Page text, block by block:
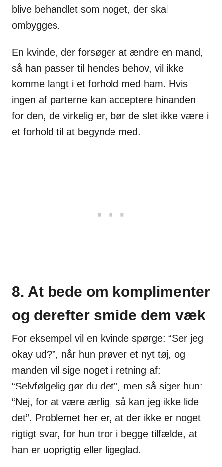
blive behandlet som noget, der skal
ombygges.
En kvinde, der forsøger at ændre en mand,
så han passer til hendes behov, vil ikke
komme langt i et forhold med ham. Hvis
ingen af parterne kan acceptere hinanden
for den, de virkelig er, bør de slet ikke være i
et forhold til at begynde med.
8. At bede om komplimenter
og derefter smide dem væk
For eksempel vil en kvinde spørge: “Ser jeg
okay ud?”, når hun prøver et nyt tøj, og
manden vil sige noget i retning af:
“Selvfølgelig gør du det”, men så siger hun:
“Nej, for at være ærlig, så kan jeg ikke lide
det”. Problemet her er, at der ikke er noget
rigtigt svar, for hun tror i begge tilfælde, at
han er uoprigtig eller ligeglad.